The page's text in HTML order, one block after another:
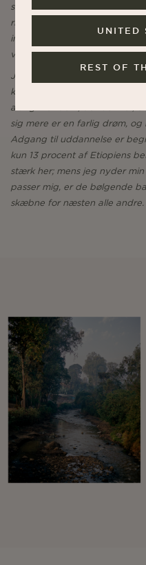
UNITED
REST OF
skovkaffe. Livet er enkelt her.
rindende vand, vi samles tre
injera og arbejder imellem
vi et bål og taler om alt og
Jeg oplever med ydmyghed
kunne følge livet på et sted
alting. For dem, der bor her,
sig mere er en farlig drøm,
Adgang til uddannelse er
kun 13 procent af Etiopiens
stærk her; mens jeg nyder
passer mig, er de bølgende
skæbne for næsten alle andre.